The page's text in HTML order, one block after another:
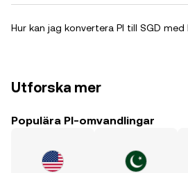
Hur kan jag konvertera PI till SGD
Utforska mer
Populära PI-omvandlingar